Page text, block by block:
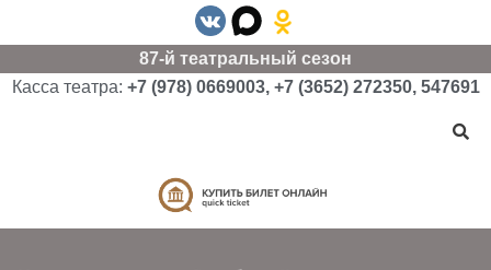
87-й театральный сезон
Касса театра: +7 (978) 0669003, +7 (3652) 272350, 547691